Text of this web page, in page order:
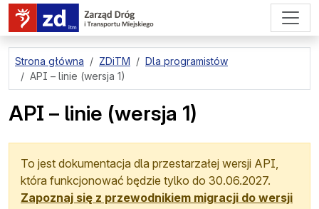
przejdź do treści strony
Strona główna ZDiTM
Dla programistów
API – linie (wersja 1)
API – linie (wersja 1)
To jest dokumentacja dla przestarzałej wersji API,
która funkcjonować będzie tylko do 30.06.2027.
Zapoznaj się z przewodnikiem migracji do wersji